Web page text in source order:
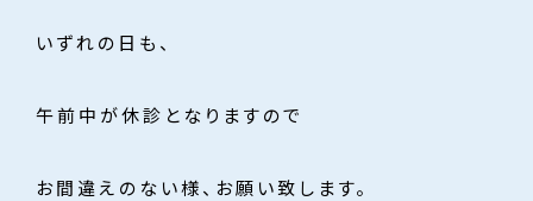
いずれの日も、
午前中が休診となりますので
お間違えのない様、お願い致します。